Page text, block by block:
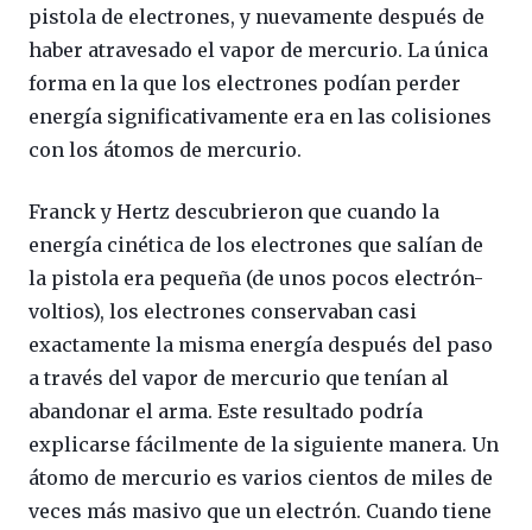
pistola de electrones, y nuevamente después de
haber atravesado el vapor de mercurio. La única
forma en la que los electrones podían perder
energía significativamente era en las colisiones
con los átomos de mercurio.
Franck y Hertz descubrieron que cuando la
energía cinética de los electrones que salían de
la pistola era pequeña (de unos pocos electrón-
voltios), los electrones conservaban casi
exactamente la misma energía después del paso
a través del vapor de mercurio que tenían al
abandonar el arma. Este resultado podría
explicarse fácilmente de la siguiente manera. Un
átomo de mercurio es varios cientos de miles de
veces más masivo que un electrón. Cuando tiene